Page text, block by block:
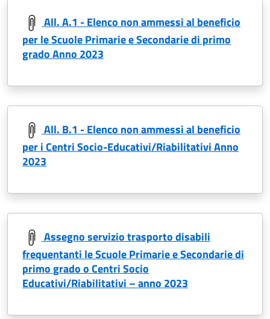
All. A.1 - Elenco non ammessi al beneficio
per le Scuole Primarie e Secondarie di primo
grado Anno 2023
All. B.1 - Elenco non ammessi al beneficio
per i Centri Socio-Educativi/Riabilitativi Anno
2023
Assegno servizio trasporto disabili
frequentanti le Scuole Primarie e Secondarie di
primo grado o Centri Socio
Educativi/Riabilitativi – anno 2023